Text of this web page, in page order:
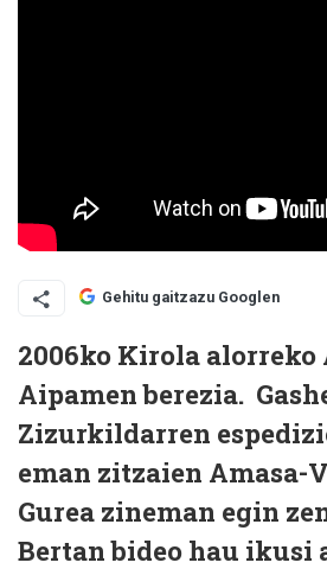
Gehitu gaitzazu Googlen
2006ko Kirola
Aipamen berezia.
Zizurkildarren
eman zitzaien Amasa-
Gurea zineman egin
Bertan bideo hau ikusi